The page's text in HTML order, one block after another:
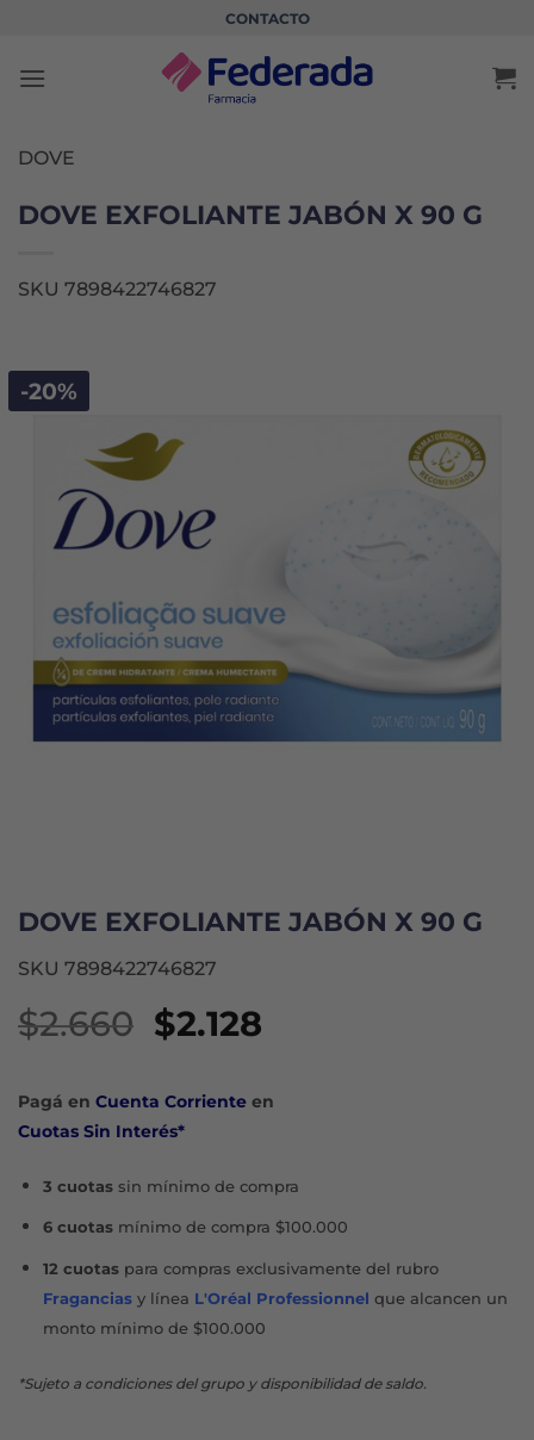
contenido
CONTACTO
DOVE
DOVE EXFOLIANTE JABÓN X 90 G
SKU 7898422746827
-20%
DOVE EXFOLIANTE JABÓN X 90 G
SKU 7898422746827
$2.660 El
original
era:
$2.128El
actual
Pagá en Cuenta Corriente en
Cuotas Sin Interés*
3 cuotassin mínimo de compra
6 cuotasmínimo de compra $100.000
12 cuotaspara compras exclusivamente del rubro
Fraganciasy línea L'Oréal Professionnel que alcancen un
monto mínimo de $100.000
*Sujeto a condiciones del grupo y disponibilidad de saldo.